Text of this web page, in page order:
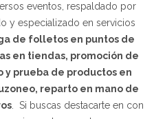
eventos, respaldado por
y especializado en servicios
de folletos en puntos de
en tiendas, promoción de
y prueba de productos en
reparto en mano de
. Si buscas destacarte en con